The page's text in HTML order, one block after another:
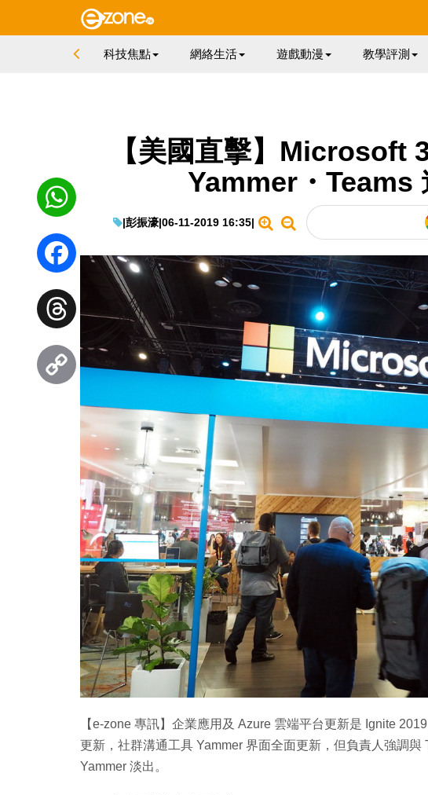
科技焦點 網絡生活 遊戲動漫 教學評測
【美國直擊】Microsoft
Yammer・Teams
|彭振濠|06-11-2019 16:35|
【e-zone 專訊】企業應用及 Azure 雲端平台更新是 Ignite
更新，社群溝通工具 Yammer 界面全面更新，但負責人強調
Yammer 淡出。
WhatsApp
Facebook
Threads
Copy